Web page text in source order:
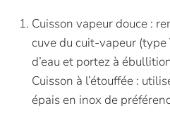
Cuisson vapeur douce :
cuve du cuit-vapeur
d’eau et portez à
Cuisson à l’étouffée :
épais en inox de